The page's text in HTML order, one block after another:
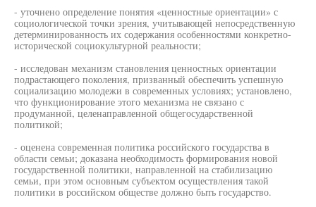
- уточнено определение понятия «ценностные ориентации» с
социологической точки зрения, учитывающей непосредственную
детерминированность их содержания особенностями конкретно-
исторической социокультурной реальности;
- исследован механизм становления ценностных ориентации
подрастающего поколения, призванный обеспечить успешную
социализацию молодежи в современных условиях; установлено,
что функционирование этого механизма не связано с
продуманной, целенаправленной общегосударственной
политикой;
- оценена современная политика российского государства в
области семьи; доказана необходимость формирования новой
государственной политики, направленной на стабилизацию
семьи, при этом основным субъектом осуществления такой
политики в российском обществе должно быть государство.